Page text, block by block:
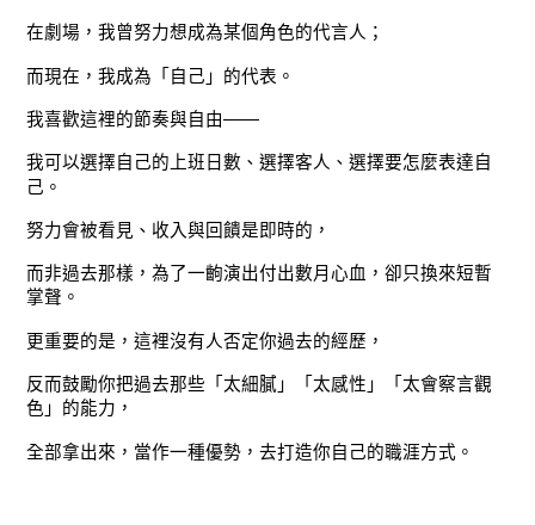
在劇場，我曾努力想成為某個角色的代言人；
而現在，我成為「自己」的代表。
我喜歡這裡的節奏與自由——
我可以選擇自己的上班日數、選擇客人、選擇要怎麼表達自
己。
努力會被看見、收入與回饋是即時的，
而非過去那樣，為了一齣演出付出數月心血，卻只換來短暫
掌聲。
更重要的是，這裡沒有人否定你過去的經歷，
反而鼓勵你把過去那些「太細膩」「太感性」「太會察言觀
色」的能力，
全部拿出來，當作一種優勢，去打造你自己的職涯方式。